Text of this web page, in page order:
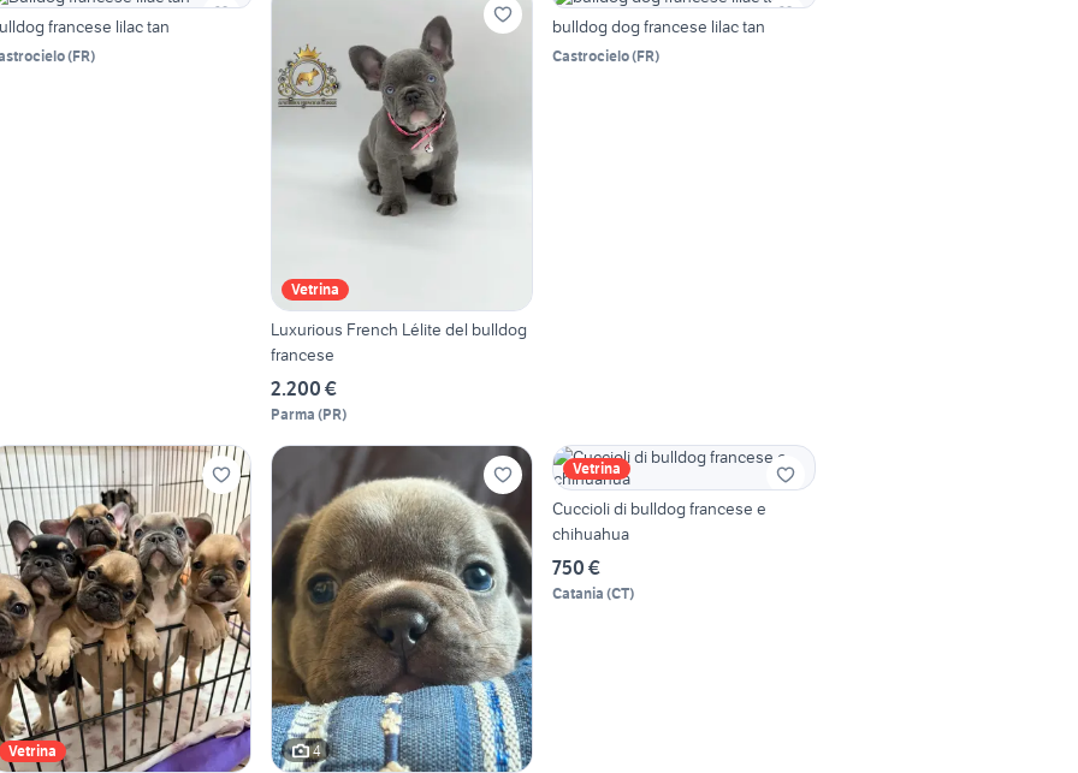
francese lilac tan
(FR)
Vetrina
Luxurious French Lélite del bulldog
francese
2.200 €
Parma (PR)
bulldog dog francese lilac tan
Castrocielo(FR)
Vetrina 4
Vetrina
Cuccioli di bulldog francese e
chihuahua
750 €
Catania (CT)